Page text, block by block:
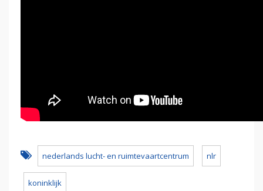
nederlands lucht- en ruimtevaartcentrum nlr
koninklijk